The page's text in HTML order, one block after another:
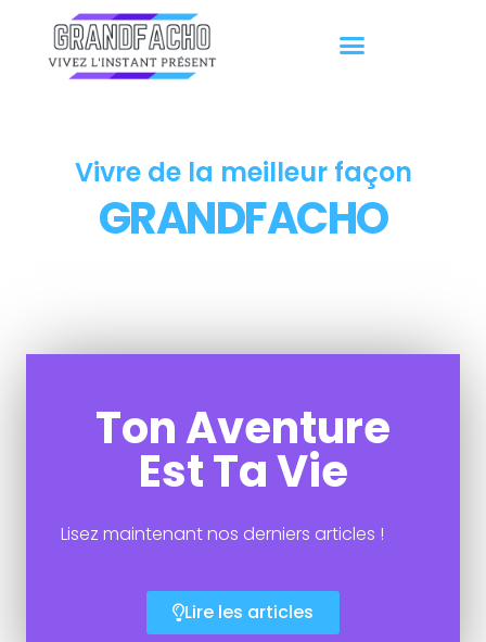
Vivre de la meilleur façon
GRANDFACHO
Ton Aventure
Est Ta Vie
Lisez maintenant nos derniers articles !
Lire les articles